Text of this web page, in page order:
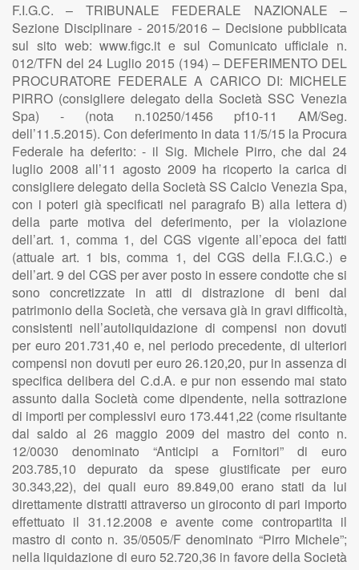
F.I.G.C. – TRIBUNALE FEDERALE NAZIONALE –
Sezione Disciplinare - 2015/2016 – Decisione pubblicata
sul sito web: www.figc.it e sul Comunicato ufficiale n.
012/TFN del 24 Luglio 2015 (194) – DEFERIMENTO DEL
PROCURATORE FEDERALE A CARICO DI: MICHELE
PIRRO (consigliere delegato della Società SSC Venezia
Spa) - (nota n.10250/1456 pf10-11 AM/Seg.
dell’11.5.2015). Con deferimento in data 11/5/15 la Procura
Federale ha deferito: - il Sig. Michele Pirro, che dal 24
luglio 2008 all’11 agosto 2009 ha ricoperto la carica di
consigliere delegato della Società SS Calcio Venezia Spa,
con i poteri già specificati nel paragrafo B) alla lettera d)
della parte motiva del deferimento, per la violazione
dell’art. 1, comma 1, del CGS vigente all’epoca dei fatti
(attuale art. 1 bis, comma 1, del CGS della F.I.G.C.) e
dell’art. 9 del CGS per aver posto in essere condotte che si
sono concretizzate in atti di distrazione di beni dal
patrimonio della Società, che versava già in gravi difficoltà,
consistenti nell’autoliquidazione di compensi non dovuti
per euro 201.731,40 e, nel periodo precedente, di ulteriori
compensi non dovuti per euro 26.120,20, pur in assenza di
specifica delibera del C.d.A. e pur non essendo mai stato
assunto dalla Società come dipendente, nella sottrazione
di importi per complessivi euro 173.441,22 (come risultante
dal saldo al 26 maggio 2009 del mastro del conto n.
12/0030 denominato “Anticipi a Fornitori” di euro
203.785,10 depurato da spese giustificate per euro
30.343,22), dei quali euro 89.849,00 erano stati da lui
direttamente distratti attraverso un giroconto di pari importo
effettuato il 31.12.2008 e avente come contropartita il
mastro di conto n. 35/0505/F denominato “Pirro Michele”;
nella liquidazione di euro 52.720,36 in favore della Società